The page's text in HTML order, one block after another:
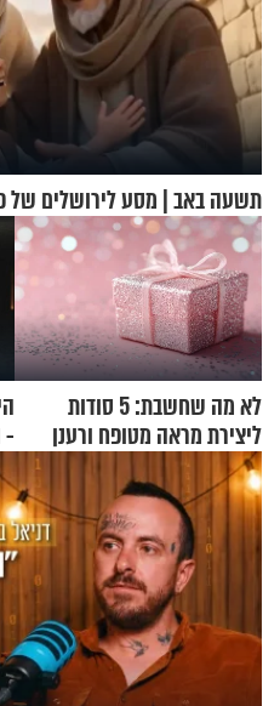
תשעה באב | מסע לירושלים של
לא מה שחשבת: 5 סודות
ליצירת מראה מטופח ורענן
-